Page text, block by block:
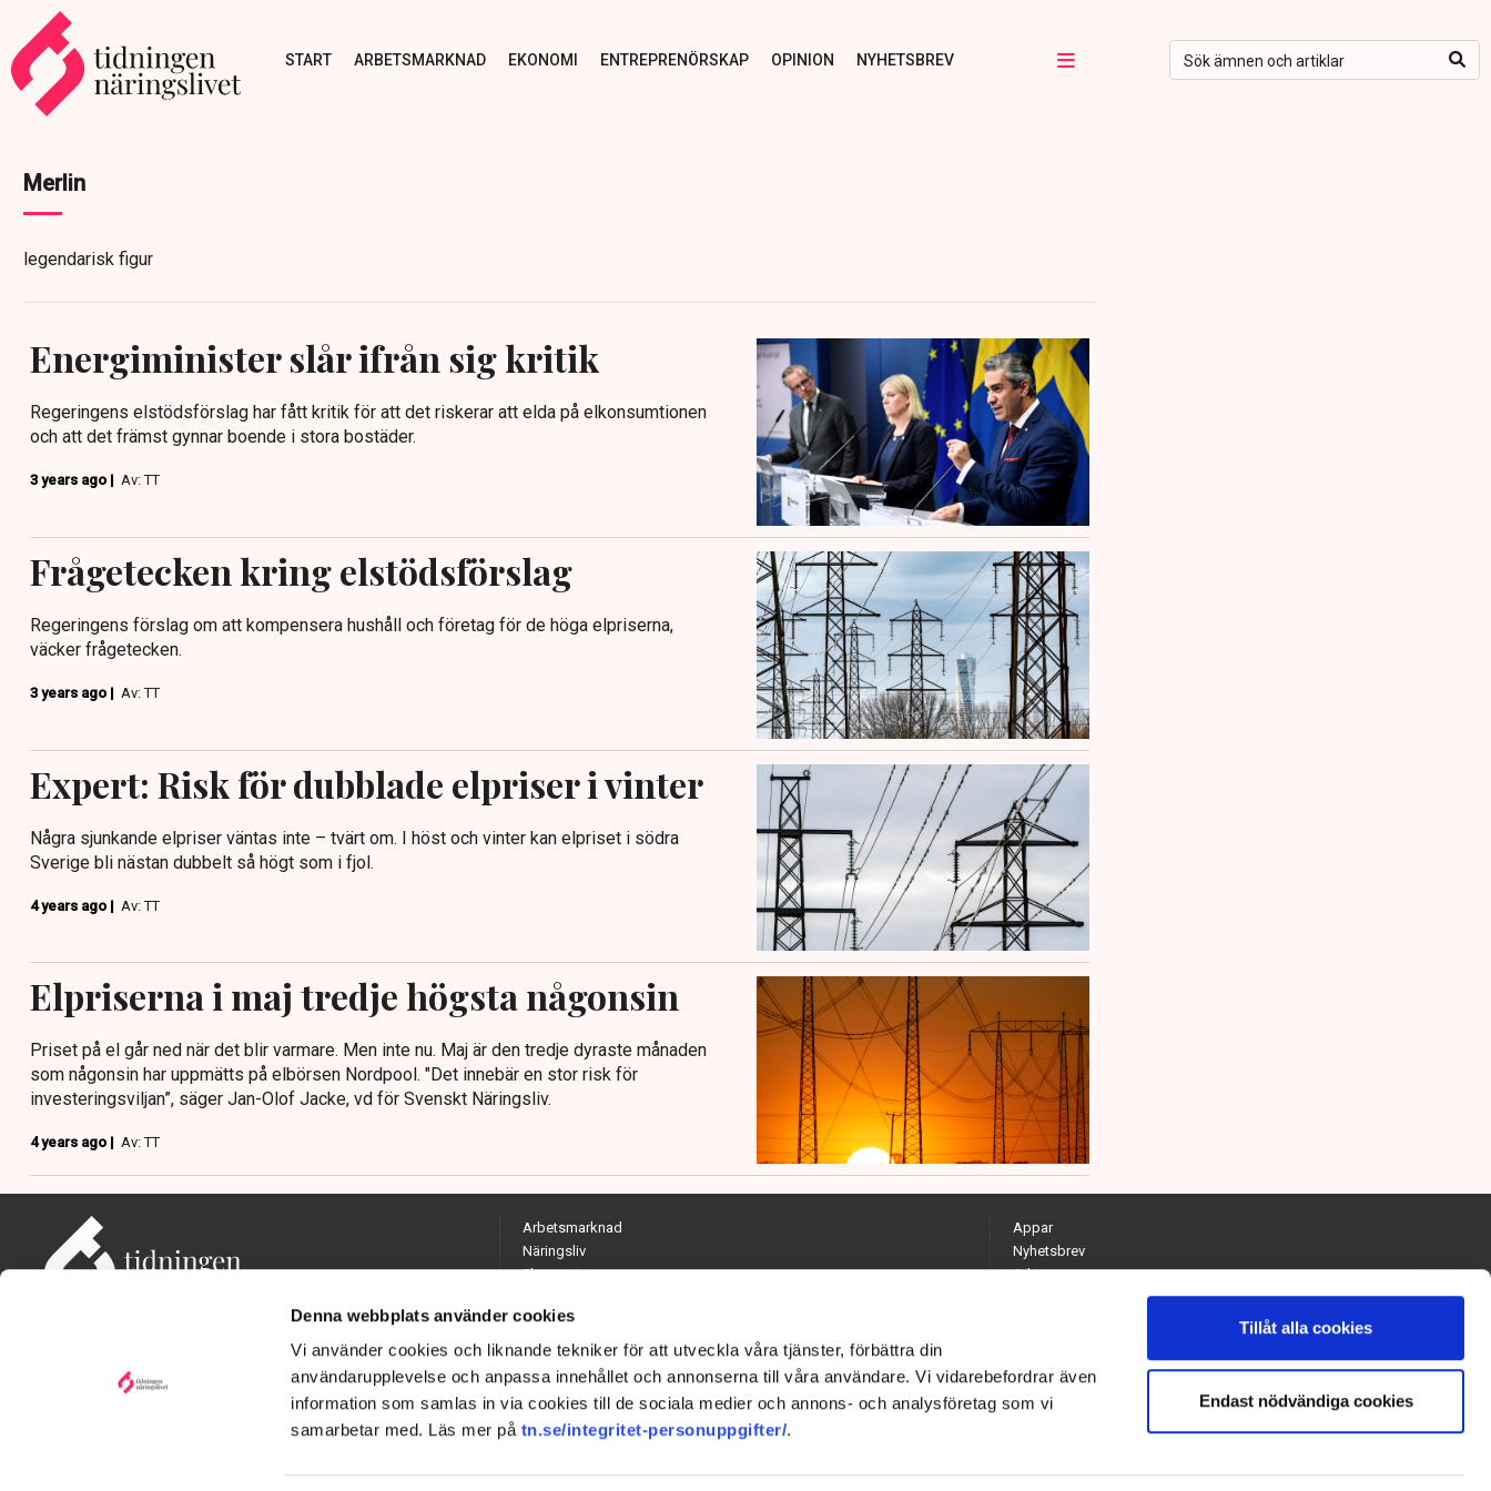
Denna webbplats använder cookies
Vi använder cookies och liknande tekniker för att utveckla våra tjänster, förbättra din
användarupplevelse och anpassa innehållet och annonserna till våra användare. Vi vidarebefordrar även
information som samlas in via cookies till de sociala medier och annons- och analysföretag som vi
samarbetar med. Läs mer på tn.se/integritet-personuppgifter/.
Tillåt alla cookies
Endast nödvändiga cookies
START ARBETSMARKNAD EKONOMI ENTREPRENÖRSKAP OPINION NYHETSBREV
Merlin
legendarisk figur
Energiminister slår ifrån sig kritik
Regeringens elstödsförslag har fått kritik för att det riskerar att elda på elkonsumtionen
och att det främst gynnar boende i stora bostäder.
3 years ago | Av: TT
Frågetecken kring elstödsförslag
Regeringens förslag om att kompensera hushåll och företag för de höga elpriserna,
väcker frågetecken.
3 years ago | Av: TT
Expert: Risk för dubblade elpriser i vinter
Några sjunkande elpriser väntas inte – tvärt om. I höst och vinter kan elpriset i södra
Sverige bli nästan dubbelt så högt som i fjol.
4 years ago | Av: TT
Elpriserna i maj tredje högsta någonsin
Priset på el går ned när det blir varmare. Men inte nu. Maj är den tredje dyraste månaden
som någonsin har uppmätts på elbörsen Nordpool. "Det innebär en stor risk för
investeringsviljan”, säger Jan-Olof Jacke, vd för Svenskt Näringsliv.
4 years ago | Av: TT
Adress: Tidningen Näringslivet, 114 82 Stockholm
Besöksadress: Storgatan 19, Stockholm
Arbetsmarknad
Näringsliv
Ekonomi
Opinion
Hållbarhet
Utrikes
Quiz
Appar
Nyhetsbrev
Arkiv
Kontakta redaktionen
Chefredaktör och ansvarig utgivare: